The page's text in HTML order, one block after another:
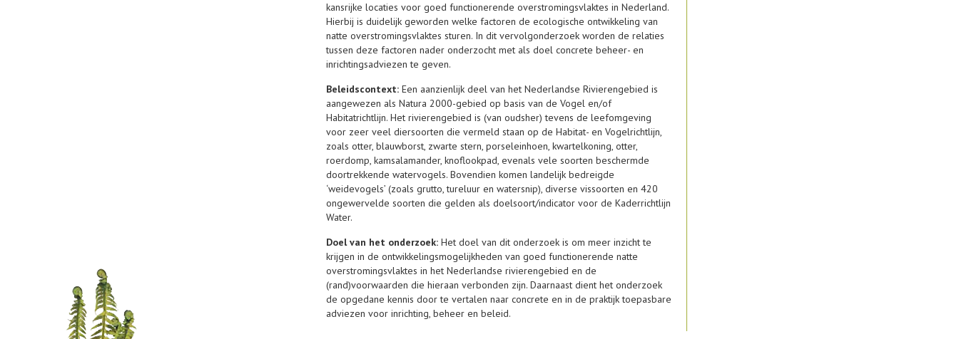
kansrijke locaties voor goed functionerende overstromingsvlaktes in Nederland.
Hierbij is duidelijk geworden welke factoren de ecologische ontwikkeling van
natte overstromingsvlaktes sturen. In dit vervolgonderzoek worden de relaties
tussen deze factoren nader onderzocht met als doel concrete beheer- en
inrichtingsadviezen te geven.
Beleidscontext: Een aanzienlijk deel van het Nederlandse Rivierengebied is
aangewezen als Natura 2000-gebied op basis van de Vogel en/of
Habitatrichtlijn. Het rivierengebied is (van oudsher) tevens de leefomgeving
voor zeer veel diersoorten die vermeld staan op de Habitat- en Vogelrichtlijn,
zoals otter, blauwborst, zwarte stern, porseleinhoen, kwartelkoning, otter,
roerdomp, kamsalamander, knoflookpad, evenals vele soorten beschermde
doortrekkende watervogels. Bovendien komen landelijk bedreigde
‘weidevogels’ (zoals grutto, tureluur en watersnip), diverse vissoorten en 420
ongewervelde soorten die gelden als doelsoort/indicator voor de Kaderrichtlijn
Water.
Doel van het onderzoek: Het doel van dit onderzoek is om meer inzicht te
krijgen in de ontwikkelingsmogelijkheden van goed functionerende natte
overstromingsvlaktes in het Nederlandse rivierengebied en de
(rand)voorwaarden die hieraan verbonden zijn. Daarnaast dient het onderzoek
de opgedane kennis door te vertalen naar concrete en in de praktijk toepasbare
adviezen voor inrichting, beheer en beleid.